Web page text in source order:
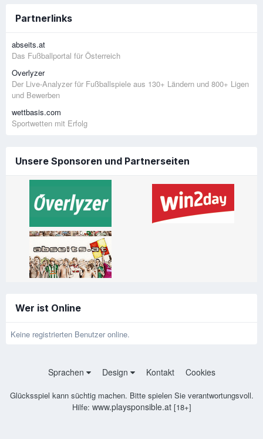
Partnerlinks
abseits.at
Das Fußballportal für Österreich
Overlyzer
Der Live-Analyzer für Fußballspiele aus 130+ Ländern und 800+ Ligen
und Bewerben
wettbasis.com
Sportwetten mit Erfolg
Unsere Sponsoren und Partnerseiten
Wer ist Online
Keine registrierten Benutzer online.
Sprachen Design Kontakt Cookies
Glücksspiel kann süchtig machen. Bitte spielen Sie verantwortungsvoll.
Hilfe: www.playsponsible.at[18+]